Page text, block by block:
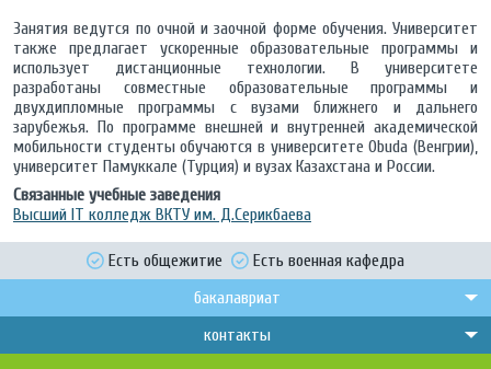
Занятия ведутся по очной и заочной форме обучения. Университет
также предлагает ускоренные образовательные программы и
использует дистанционные технологии. В университете
разработаны совместные образовательные программы и
двухдипломные программы с вузами ближнего и дальнего
зарубежья. По программе внешней и внутренней академической
мобильности студенты обучаются в университете Obuda (Венгрии),
университет Памуккале (Турция) и вузах Казахстана и России.
Связанные учебные заведения
Высший IT колледж ВКТУ им. Д.Серикбаева
Есть общежитие
Есть военная кафедра
бакалавриат
контакты